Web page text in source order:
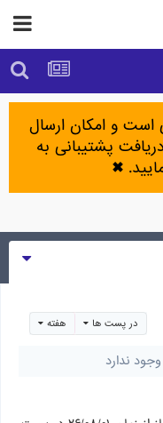
و امکان ارسال
پشتیبانی به
✖
در پست ها هفته
ندارد